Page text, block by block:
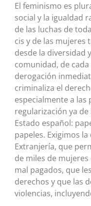
El feminismo es
social y la igualdad
de las luchas de
cis y de las mujeres
desde la diversidad
comunidad, de
derogación
criminaliza el
especialmente a las
regularización ya
Estado español:
papeles. Exigimos
Extranjería, que
de miles de
mal pagados, que
derechos y que las
violencias,